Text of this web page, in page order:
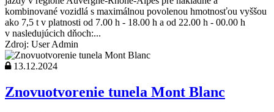
kombinované vozidlá s maximálnou povolenou hmotnosťou vyššou
ako 7,5 t v platnosti od 7.00 h - 18.00 h a od 22.00 h - 00.00 h
v nasledujúcich dňoch:...
Zdroj: User Admin
13.12.2024
Znovuotvorenie tunela Mont Blanc